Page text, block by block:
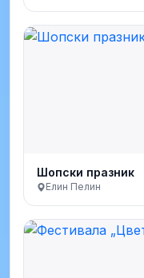
Шопски празник
Елин Пелин